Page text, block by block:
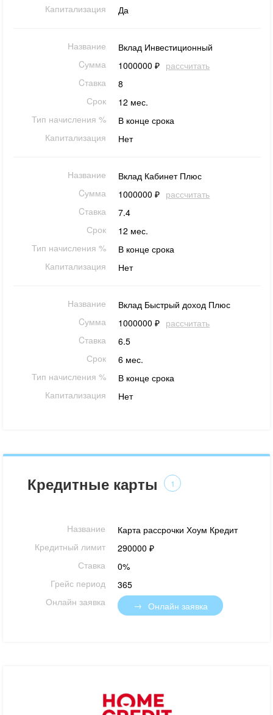
Капитализация
Да
Название
Вклад Инвестиционный
Cумма
1000000 ₽ рассчитать
Cтавка
8
Срок
12 мес.
Тип начисления %
В конце срока
Капитализация
Нет
Название
Вклад Кабинет Плюс
Cумма
1000000 ₽ рассчитать
Cтавка
7.4
Срок
12 мес.
Тип начисления %
В конце срока
Капитализация
Нет
Название
Вклад Быстрый доход Плюс
Cумма
1000000 ₽ рассчитать
Cтавка
6.5
Срок
6 мес.
Тип начисления %
В конце срока
Капитализация
Нет
Кредитные карты 1
Название
Карта рассрочки Хоум Кредит
Кредитный лимит
290000 ₽
Ставка
0%
Грейс период
365
Онлайн заявка
Онлайн заявка